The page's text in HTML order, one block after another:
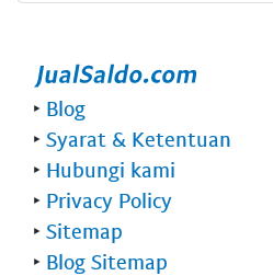
‣ Blog
‣ Syarat & Ketentuan
‣ Hubungi kami
‣ Privacy Policy
‣ Sitemap
‣ Blog Sitemap